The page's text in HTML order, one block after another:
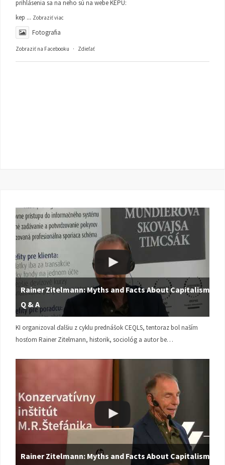
prihlásenia sa na neho sú na webe KEPU:
kep ... Zobraziť viac
Fotografia
Zobraziť na Facebooku · Zdieľať
Rainer Zitelmann: Myths and Facts About Capitalism |
Q & A
KI organizoval ďalšiu z cyklu prednášok CEQLS, tentoraz bol naším
hosťom Rainer Zitelmann, historik, sociológ a autor be…
Rainer Zitelmann: Myths and Facts About Capitalism